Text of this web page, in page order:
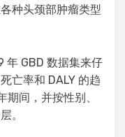
种头颈部肿瘤类型
年 GBD 数据集来仔
亡率和 DALY 的趋
间，并按性别、
。